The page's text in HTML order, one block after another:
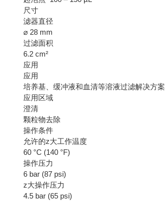
尺寸
滤器直径
⌀ 28 mm
过滤面积
6.2 cm²
应用
应用
培养基、缓冲液和血清等溶液过滤解决方案
应用区域
澄清
颗粒物去除
操作条件
允许的z大工作温度
60 °C (140 °F)
操作压力
6 bar (87 psi)
z大操作压力
4.5 bar (65 psi)